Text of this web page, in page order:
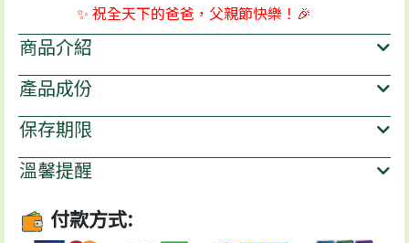
✨ 祝全天下的爸爸，父親節快樂！🎉
商品介紹
產品成份
保存期限
溫馨提醒
付款方式: